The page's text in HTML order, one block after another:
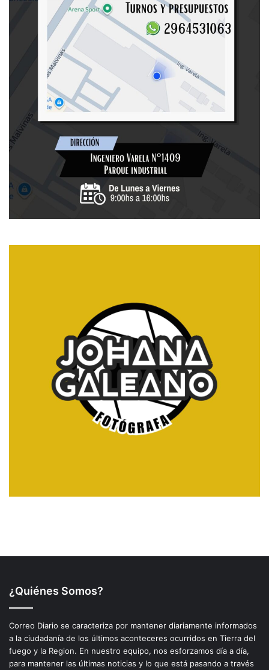
¿Quiénes Somos?
Correo Diario se caracteriza por mantener diariamente informados
a la ciudadanía de los últimos aconteceres ocurridos en Tierra del
fuego y la Region. En nuestro equipo, nos esforzamos día a día,
para mantener las últimas noticias y lo que está pasando a través